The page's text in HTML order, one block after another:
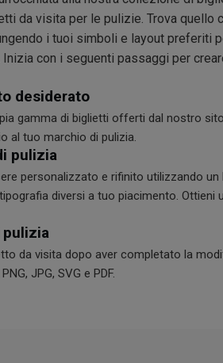
da visita per le pulizie. Trova quello
i tuoi simboli e layout preferiti
con i seguenti passaggi per
desiderato
gamma di biglietti offerti dal nostro
al tuo marchio di pulizia.
pulizia
personalizzato e rifinito utilizzando un
diversi a tuo piacimento. Ottieni
da visita dopo aver completato la
JPG, SVG e PDF.